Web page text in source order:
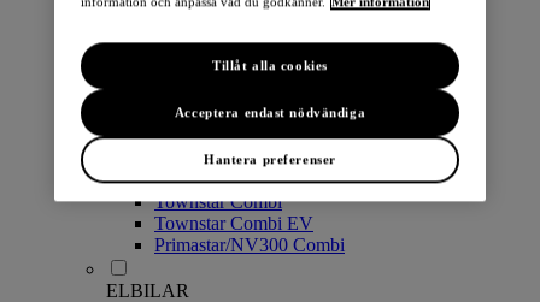
Note
Qashqai
LEAF
ARIYA
X-Trail
Townstar Combi
Townstar Combi EV
Primastar/NV300 Combi
ELBILAR
Hantera preferenser
Acceptera endast nödvändiga
Tillåt alla cookies